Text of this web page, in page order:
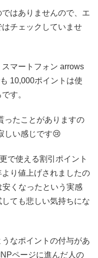
はありませんので、エ
チェックしていませ
マートフォン arrows
10,000ポイントは使
す。
ったことがありますの
しい感じです😢
で使える割引ポイント
り値上げされましたの
くなったという実感
ても悲しい気持ちにな
なポイントの付与があ
ページに進んだ人の